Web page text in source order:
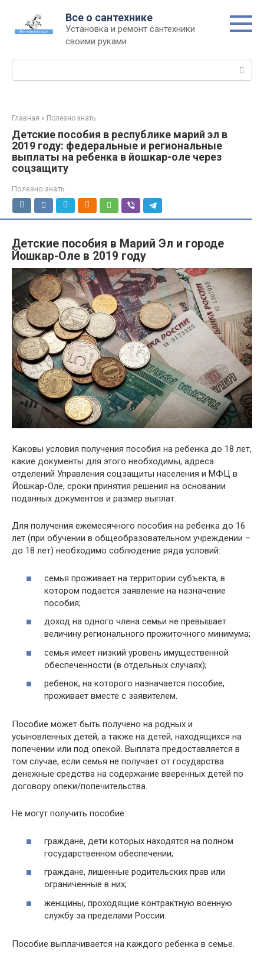
контенту
Все о сантехнике
Установка и ремонт сантехники
своими руками
Главная » Полезно знать
Детские пособия в республике марий эл в
2019 году: федеральные и региональные
выплаты на ребенка в йошкар-оле через
соцзащиту
Полезно знать
Детские пособия в Марий Эл и городе
Йошкар-Оле в 2019 году
Каковы условия получения пособия на ребенка до 18 лет,
какие документы для этого необходимы, адреса
отделений Управления соцзащиты населения и МФЦ в
Йошкар-Оле, сроки принятия решения на основании
поданных документов и размер выплат.
Для получения ежемесячного пособия на ребенка до 16
лет (при обучении в общеобразовательном учреждении –
до 18 лет) необходимо соблюдение ряда условий:
семья проживает на территории субъекта, в
котором подается заявление на назначение
пособия;
доход на одного члена семьи не превышает
величину регионального прожиточного минимума;
семья имеет низкий уровень имущественной
обеспеченности (в отдельных случаях);
ребенок, на которого назначается пособие,
проживает вместе с заявителем.
Пособие может быть получено на родных и
усыновленных детей, а также на детей, находящихся на
попечении или под опекой. Выплата предоставляется в
том случае, если семья не получает от государства
денежные средства на содержание вверенных детей по
договору опеки/попечительства.
Не могут получить пособие:
граждане, дети которых находятся на полном
государственном обеспечении;
граждане, лишенные родительских прав или
ограниченные в них;
женщины, проходящие контрактную военную
службу за пределами России.
Пособие выплачивается на каждого ребенка в семье.